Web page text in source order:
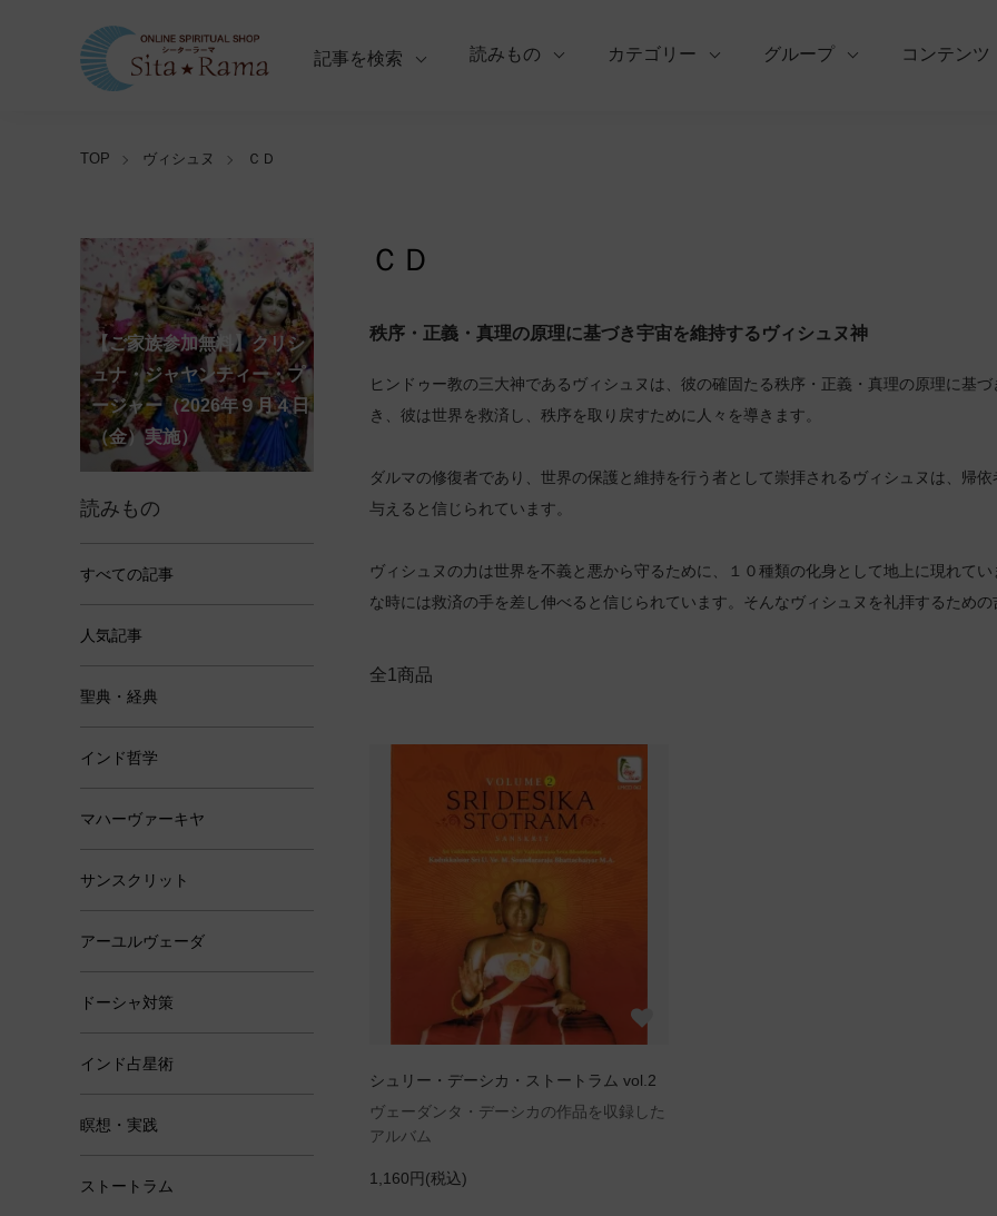
記事を検索 読みもの カテゴリー グループ コンテンツ
TOP ヴィシュヌ ＣＤ
ＣＤ
秩序・正義・真理の原理に基づき宇宙を維持するヴィシュヌ神
ヒンドゥー教の三大神であるヴィシュヌは、彼の確固たる秩序・正義・真理の原理に基
き、彼は世界を救済し、秩序を取り戻すために人々を導きます。
ダルマの修復者であり、世界の保護と維持を行う者として崇拝されるヴィシュヌは、帰
与えると信じられています。
ヴィシュヌの力は世界を不義と悪から守るために、１０種類の化身として地上に現れて
な時には救済の手を差し伸べると信じられています。そんなヴィシュヌを礼拝するため
全1商品
シュリー・デーシカ・ストートラム vol.2
ヴェーダンタ・デーシカの作品を収録した
アルバム
1,160円(税込)
【ご家族参加無料】ナ
ーガ・パンチャミー・プー
ジャー（2026年８月17日
（月）実施）
【ご家族参加無料】ヴ
ァラ・ラクシュミー・ヴラ
タ・プージャー（2026年８
月28日（金）実施）
【ご家族参加無料】サ
ンカタハラ・チャトゥルテ
ィー・プージャー（2026年
８月31日（月）実施）
【ご家族参加無料】クリシ
ュナ・ジャヤンティー・プ
ージャー（2026年９月４日
（金）実施）
【ご家族参加無料】ガ
ネーシャ・チャトゥルティ
ー・プージャー（2026年９
月14日（月）実施）
【ご家族参加無料】マ
ハーラクシュミー・ヴラ
タ・プージャー（2026年９
月19日（土）実施）
【ご家族参加無料】マ
ハーラヤー・アマーヴァシ
ャー・プージャー（2026年
10月10日（土）実施）
第220回グループ・ホ
ーマ（ナーガ・パンチャミ
ー、2026年８月17日（月）
実施）
第221回グループ・ホ
ーマ（ガーヤトリー・ジャ
ヤンティー、2026年８月28
日（金）実施）
アンナダーナ・プロジェク
ト（食事の奉仕）
ポストコロナ福祉活動支援
募金
読みもの
すべての記事
人気記事
聖典・経典
インド哲学
マハーヴァーキヤ
サンスクリット
アーユルヴェーダ
ドーシャ対策
インド占星術
瞑想・実践
ストートラム